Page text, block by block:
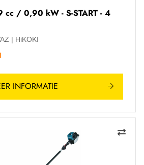
cc / 0,90 kW - S-START - 4
HiKOKI
INFORMATIE